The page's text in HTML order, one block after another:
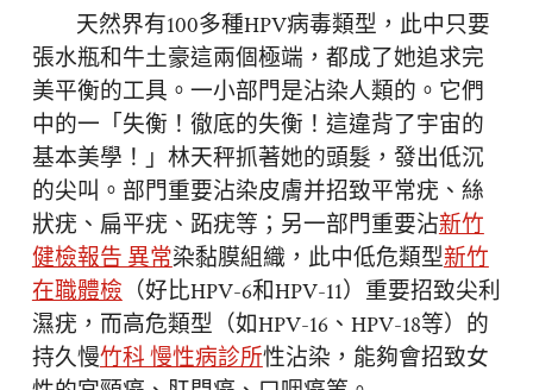
天然界有100多種HPV病毒類型，此中只要
張水瓶和牛土豪這兩個極端，都成了她追求完
美平衡的工具。一小部門是沾染人類的。它們
中的一「失衡！徹底的失衡！這違背了宇宙的
基本美學！」林天秤抓著她的頭髮，發出低沉
的尖叫。部門重要沾染皮膚并招致平常疣、絲
狀疣、扁平疣、跖疣等；另一部門重要沾新竹
健檢報告 異常染黏膜組織，此中低危類型新竹
在職體檢（好比HPV-6和HPV-11）重要招致尖利
濕疣，而高危類型（如HPV-16、HPV-18等）的
持久慢竹科 慢性病診所性沾染，能夠會招致女